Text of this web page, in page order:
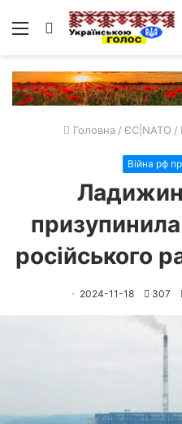
Меню Пошук
Головна / ЄС|NATO /
Війна рф
російського
2024-11-18 307